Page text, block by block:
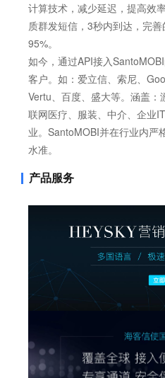
计算技术，减少延迟，提高效
质群发短信，3秒内到达，完
95%。
如今，通过API接入
客户。如：爱立信、索尼、
Vertu、百度、盛大等。涵盖
联网医疗、服装、中介、企业
业。SantoMOBI并在行业内严
水准。
产品服务